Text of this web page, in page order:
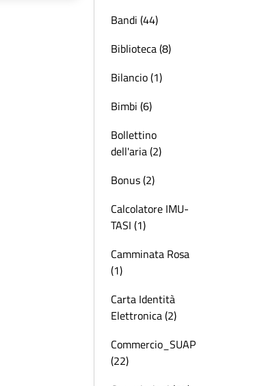
Bandi (44)
Biblioteca (8)
Bilancio (1)
Bimbi (6)
Bollettino
dell'aria (2)
Bonus (2)
Calcolatore IMU-
TASI (1)
Camminata Rosa
(1)
Carta Identità
Elettronica (2)
Commercio_SUAP
(22)